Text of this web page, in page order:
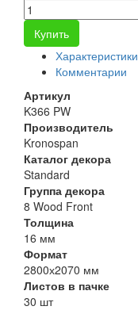
Купить
Характеристики
Комментарии
Артикул
K366 PW
Производитель
Kronospan
Каталог декора
Standard
Группа декора
8 Wood Front
Толщина
16 мм
Формат
2800х2070 мм
Листов в пачке
30 шт